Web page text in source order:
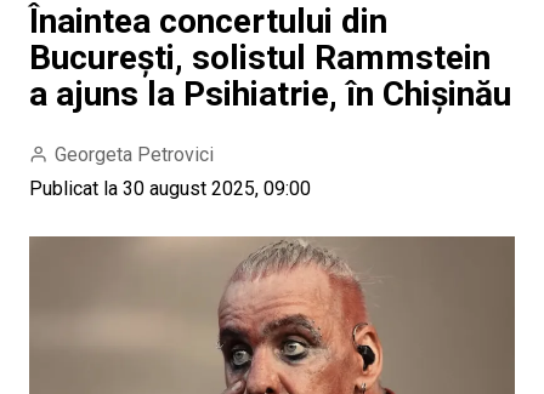
Înaintea concertului din
București, solistul Rammstein
a ajuns la Psihiatrie, în Chișinău
Georgeta Petrovici
Publicat la 30 august 2025, 09:00